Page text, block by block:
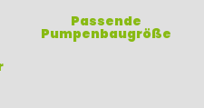
Passende
Pumpenbaugröße